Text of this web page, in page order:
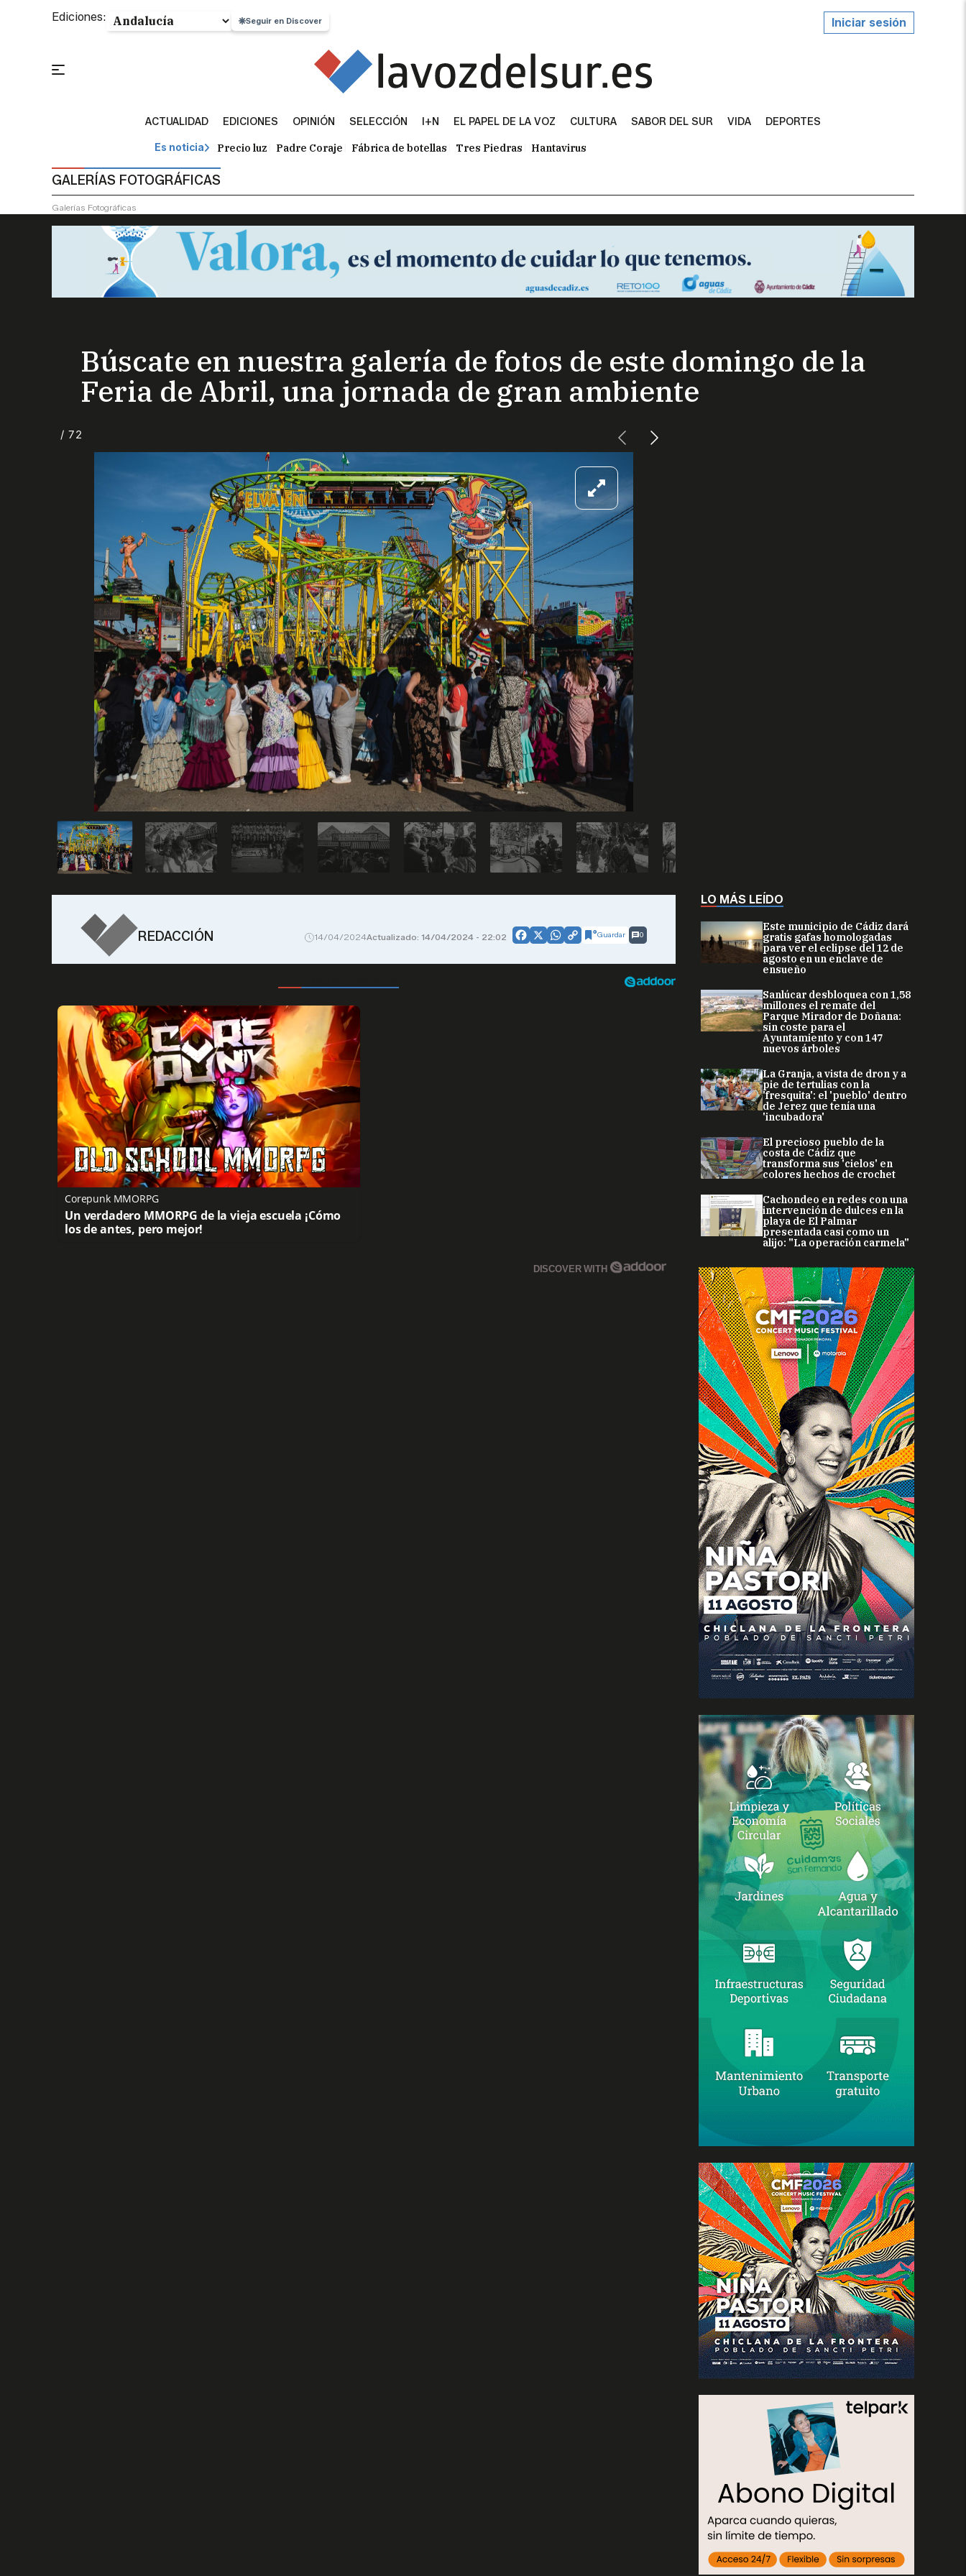
Ediciones: Seguir en Discover Iniciar sesión
ACTUALIDAD EDICIONES OPINIÓN SELECCIÓN I+N EL PAPEL DE LA VOZ CULTURA SABOR DEL SUR VIDA DEPORTES
Es noticia Precio luz Padre Coraje Fábrica de botellas Tres Piedras Hantavirus
GALERÍAS FOTOGRÁFICAS
Galerías Fotográficas
Búscate en nuestra galería de fotos de este domingo de la
Feria de Abril, una jornada de gran ambiente
LO MÁS LEÍDO
Este municipio de Cádiz dará
gratis gafas homologadas
para ver el eclipse del 12 de
agosto en un enclave de
ensueño
Sanlúcar desbloquea con 1,58
millones el remate del
Parque Mirador de Doñana:
sin coste para el
Ayuntamiento y con 147
nuevos árboles
La Granja, a vista de dron y a
pie de tertulias con la
'fresquita': el 'pueblo' dentro
de Jerez que tenía una
'incubadora'
El precioso pueblo de la
costa de Cádiz que
transforma sus 'cielos' en
colores hechos de crochet
Cachondeo en redes con una
intervención de dulces en la
playa de El Palmar
presentada casi como un
alijo: "La operación carmela"
/ 72
REDACCIÓN 14/04/2024Actualizado: 14/04/2024 - 22:02 Facebook
X WhatsApp
CopyGuardar 0
Corepunk MMORPG
Un verdadero MMORPG de la vieja escuela ¡Cómo
los de antes, pero mejor!
DISCOVER WITH